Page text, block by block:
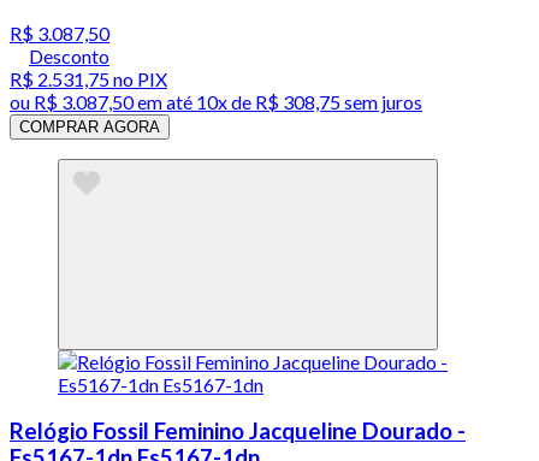
R$ 3.087,50
Desconto
R$ 2.531,75no PIX
ou R$ 3.087,50em até 10x de R$ 308,75 sem juros
COMPRAR AGORA
Relógio Fossil Feminino Jacqueline Dourado -